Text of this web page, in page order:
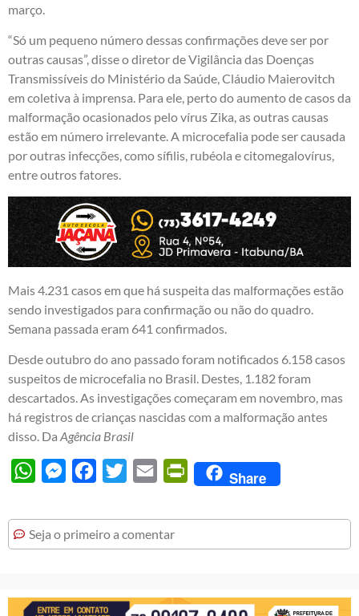
março.
“Só um pequeno número dessas confirmações deve ser por
outras causas”, disse o diretor de Vigilância das Doenças
Transmissíveis do Ministério da Saúde, Cláudio Maierovitch
em coletiva à imprensa. Para ele, perto do aumento de casos da
malformação ocasionados pelo vírus Zika, as outras causas
estão em número irrelevante. A microcefalia pode ser causada
por outras infecções, como sífilis, rubéola e citomegalovírus,
entre outros fatores.
Mais 4.231 casos em que há suspeita das malformações estão
sendo investigados para confirmação ou não do quadro.
Semana passada eram 641 confirmados.
Desde outubro do ano passado foram notificados 6.158 casos
suspeitos de microcefalia no Brasil. Destes, 1.182 foram
descartados. As investigações começaram em novembro, mas
há registros de crianças nascidas com a malformação antes
disso. Da Agência Brasil
WhatsAppMessengerFacebook
Twitter Email PrintFriendly
Share
Seja o primeiro a comentar